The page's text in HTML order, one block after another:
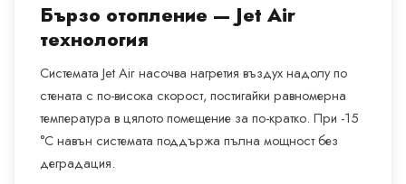
Бързо отопление — Jet Air
технология
Системата Jet Air насочва нагретия въздух надолу по
стената с по-висока скорост, постигайки равномерна
температура в цялото помещение за по-кратко. При -15
°C навън системата поддържа пълна мощност без
деградация.